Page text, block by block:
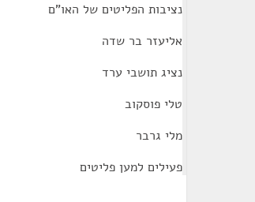
נציבות הפליטים של האו"ם
אליעזר בר שדה
נציג תושבי ערד
טלי פוסקוב
מלי גרבר
פעילים למען פליטים